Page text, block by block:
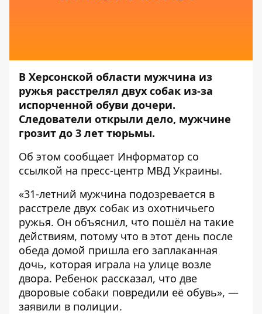
В Херсонской области мужчина из
ружья расстрелял двух собак из-за
испорченной обуви дочери.
Следователи открыли дело, мужчине
грозит до 3 лет тюрьмы.
Об этом сообщает Информатор со
ссылкой на пресс-центр МВД Украины.
«31-летний мужчина подозревается в
расстреле двух собак из охотничьего
ружья. Он объяснил, что пошёл на такие
действиям, потому что в этот день после
обеда домой пришла его заплаканная
дочь, которая играла на улице возле
двора. Ребенок рассказал, что две
дворовые собаки повредили её обувь», —
заявили в полиции.